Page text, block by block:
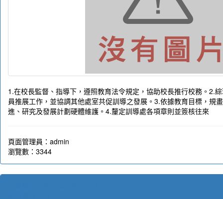
1.在校長監督、指導下，遵照教育法令規定，協助校長推行校務。2.
員推展工作，並協調其他處室共促訓導之發展。3.依據教育目標，規
進、研究及發展計劃硬體維護。4.釐定訓導處各項章則並簽核往來
頁面管理員：admin
瀏覽數：3344